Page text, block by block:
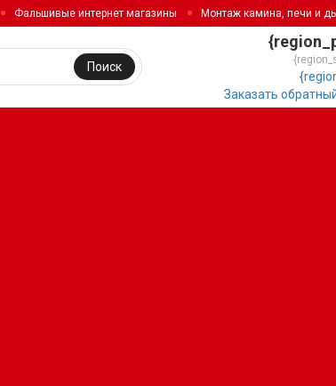
Фальшивые интернет магазины Монтаж камина, печи и
Заказать
Поиск